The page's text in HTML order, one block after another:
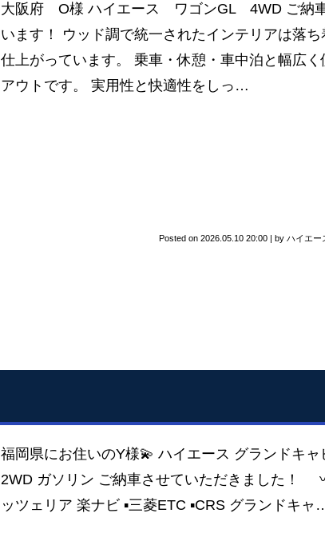
大阪府 O様 ハイエース ワゴンGL 4WD ご納
います！ ウッド調で統一されたインテリアは落
仕上がっています。 乗車・休憩・車中泊と幅広く
アウトです。 実用性と快適性をしっ…
Posted on 2026.05.10 20:00 | by ハイエー
福岡県にお住いのY様💫 ハイエース グランドキャ
2WD ガソリン ご納車させていただきました！
ッツェリア 楽ナビ ▪三菱ETC ▪CRS グランドキャ